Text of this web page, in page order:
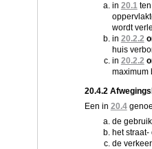
in 20.1
wordt
in 20.2.2
huis
in 20.2.2
maximum
20.4.2
Een in 20.4
de
het
de